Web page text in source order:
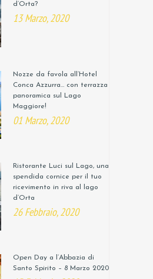
d’Orta?
13 Marzo, 2020
Nozze da favola all’Hotel
Conca Azzurra… con terrazza
panoramica sul Lago
Maggiore!
01 Marzo, 2020
Ristorante Luci sul Lago, una
spendida cornice per il tuo
ricevimento in riva al lago
d’Orta
26 Febbraio, 2020
Open Day a l’Abbazia di
Santo Spirito – 8 Marzo 2020